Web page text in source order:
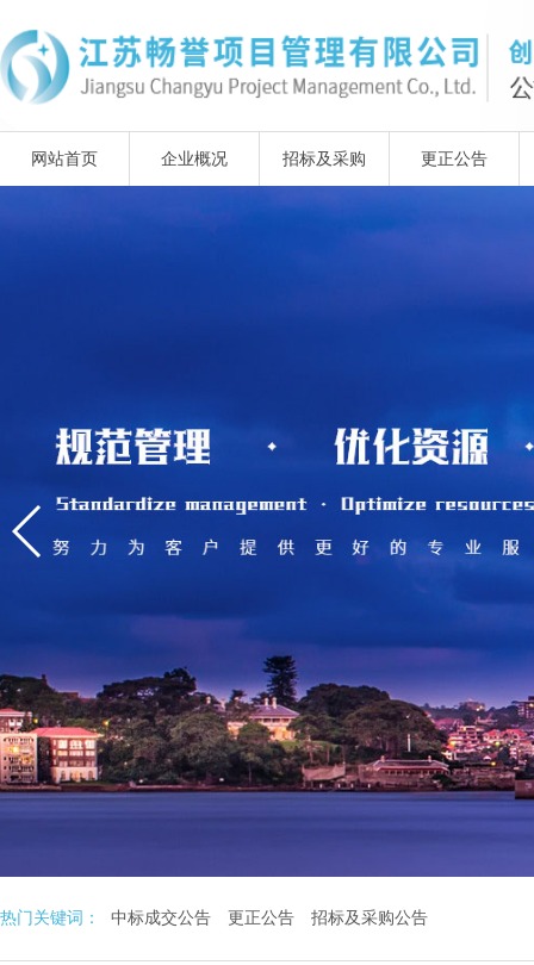
网站首页 企业概况 招标及采购 更正公告
热门关键词： 中标成交公告 更正公告 招标及采购公告